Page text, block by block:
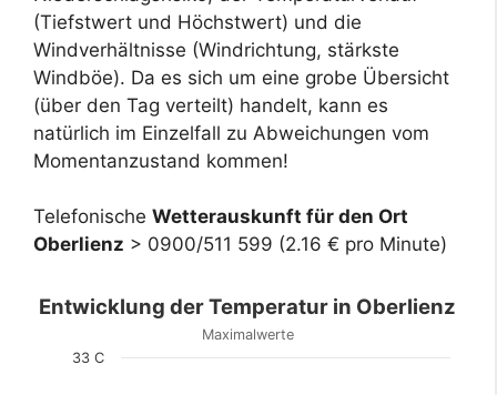
(Tiefstwert und Höchstwert) und die
Windverhältnisse (Windrichtung, stärkste
Windböe). Da es sich um eine grobe Übersicht
(über den Tag verteilt) handelt, kann es
natürlich im Einzelfall zu Abweichungen vom
Momentanzustand kommen!
Telefonische Wetterauskunft für den Ort
Oberlienz > 0900/511 599 (2.16 € pro Minute)
Entwicklung der Temperatur in Oberlienz
Maximalwerte
33 C